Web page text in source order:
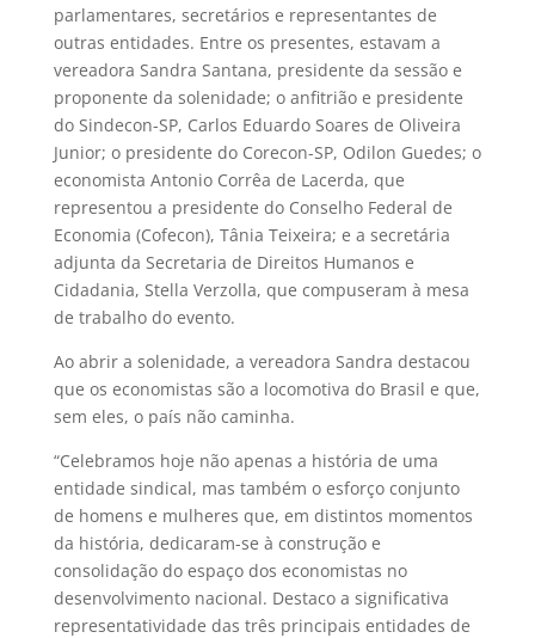
parlamentares, secretários e representantes de
outras entidades. Entre os presentes, estavam a
vereadora Sandra Santana, presidente da sessão e
proponente da solenidade; o anfitrião e presidente
do Sindecon-SP, Carlos Eduardo Soares de Oliveira
Junior; o presidente do Corecon-SP, Odilon Guedes; o
economista Antonio Corrêa de Lacerda, que
representou a presidente do Conselho Federal de
Economia (Cofecon), Tânia Teixeira; e a secretária
adjunta da Secretaria de Direitos Humanos e
Cidadania, Stella Verzolla, que compuseram à mesa
de trabalho do evento.
Ao abrir a solenidade, a vereadora Sandra destacou
que os economistas são a locomotiva do Brasil e que,
sem eles, o país não caminha.
“Celebramos hoje não apenas a história de uma
entidade sindical, mas também o esforço conjunto
de homens e mulheres que, em distintos momentos
da história, dedicaram-se à construção e
consolidação do espaço dos economistas no
desenvolvimento nacional. Destaco a significativa
representatividade das três principais entidades de